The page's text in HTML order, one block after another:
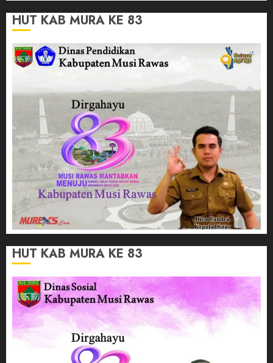
HUT KAB MURA KE 83
HUT KAB MURA KE 83